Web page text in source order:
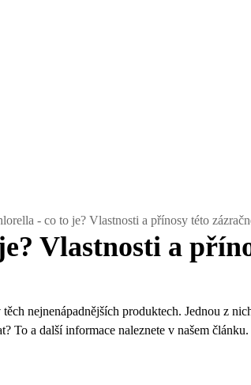
- co to je? Vlastnosti a přínosy této
Vlastnosti a
nejnenápadnějších produktech. Jednou z
To a další informace naleznete v našem článku.